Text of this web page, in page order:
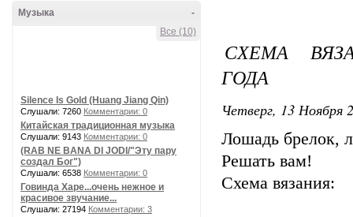
-
Музыка
Все (10)
Silence Is Gold (Huang Jiang Qin)
Слушали: 7260 Комментарии: 0
Китайская традиционная музыка
Слушали: 9143 Комментарии: 0
(RAB NE BANA DI JODI/"Эту пару
создал Бог")
Слушали: 6538 Комментарии: 0
Говинда Харе...очень нежное и
красивое звучание...
Слушали: 27194 Комментарии: 3
СХЕМА
ГОДА
Четверг, 13 Ноября
Лошадь брелок,
Решать вам!
Схема вязания: